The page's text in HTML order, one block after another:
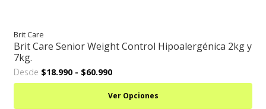
Brit Care
Brit Care Senior Weight Control Hipoalergénica 2kg y
7kg.
Desde $18.990 - $60.990
Ver Opciones